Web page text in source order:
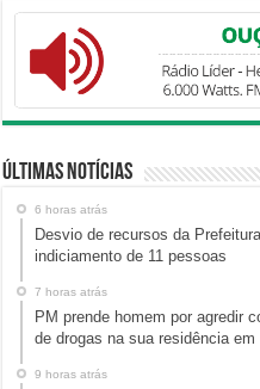
Últimas Notícias
6 horas atrás
Desvio de recursos da
indiciamento de 11 pessoas
7 horas atrás
PM prende homem por agredir
de drogas na sua residência em
9 horas atrás